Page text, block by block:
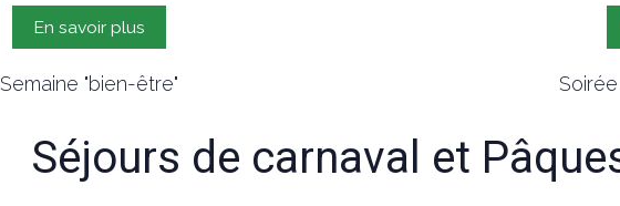
En savoir plus
Semaine "bien-être"
Séjours de carnaval et